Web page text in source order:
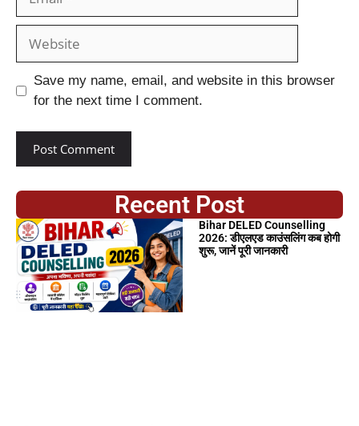
Save my name, email, and website in this browser
for the next time I comment.
Recent Post
Bihar DELED Counselling
2026: डीएलएड काउंसलिंग कब होगी
शुरू, जानें पूरी जानकारी